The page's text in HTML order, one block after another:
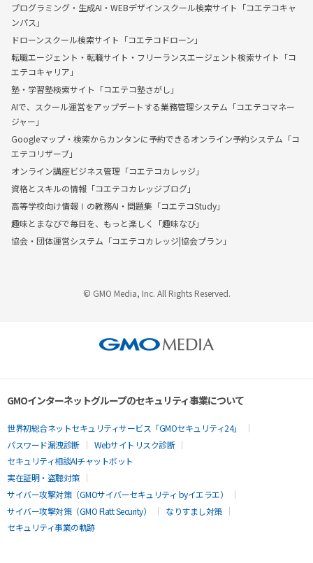
プログラミング・生成AI・WEBデザインスクール検索サイト「コエテコキャ
ンパス」
ドローンスクール検索サイト「コエテコドローン」
転職エージェント・転職サイト・フリーランスエージェント検索サイト「コ
エテコキャリア」
塾・学習塾検索サイト「コエテコ塾さがし」
AIで、スクール運営をアップデートする業務管理システム「コエテコマネー
ジャー」
Googleマップ・検索からカンタンに予約できるオンライン予約システム「コ
エテコリザーブ」
オンライン講座ビジネス管理「コエテコカレッジ」
資格とスキルの情報「コエテコカレッジブログ」
高等学校向け情報Ⅰの教務AI・問題集「コエテコStudy」
趣味とまなびで毎日を、もっと楽しく「趣味なび」
協会・団体運営システム「コエテコカレッジ|協会プラン」
© GMO Media, Inc. All Rights Reserved.
GMOインターネットグループのセキュリティ事業について
世界初総合ネットセキュリティサービス「GMOセキュリティ24」
パスワード漏洩診断
Webサイトリスク診断
セキュリティ相談AIチャットボット
実在証明・盗聴対策
サイバー攻撃対策（GMOサイバーセキュリティ byイエラエ）
サイバー攻撃対策（GMO Flatt Security）
なりすまし対策
セキュリティ事業の軌跡